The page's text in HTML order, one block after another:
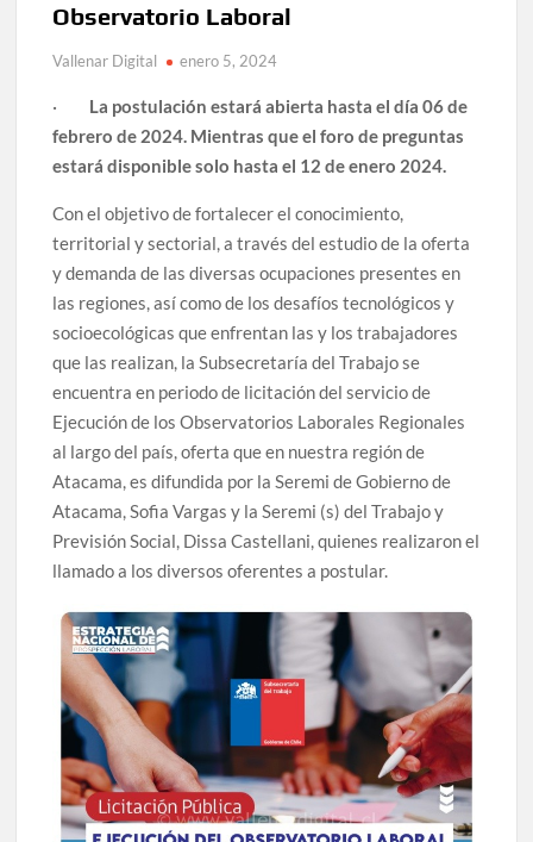
Observatorio Laboral
Vallenar Digital enero 5, 2024
· La postulación estará abierta hasta el día 06 de
febrero de 2024. Mientras que el foro de preguntas
estará disponible solo hasta el 12 de enero 2024.
Con el objetivo de fortalecer el conocimiento,
territorial y sectorial, a través del estudio de la oferta
y demanda de las diversas ocupaciones presentes en
las regiones, así como de los desafíos tecnológicos y
socioecológicas que enfrentan las y los trabajadores
que las realizan, la Subsecretaría del Trabajo se
encuentra en periodo de licitación del servicio de
Ejecución de los Observatorios Laborales Regionales
al largo del país, oferta que en nuestra región de
Atacama, es difundida por la Seremi de Gobierno de
Atacama, Sofia Vargas y la Seremi (s) del Trabajo y
Previsión Social, Dissa Castellani, quienes realizaron el
llamado a los diversos oferentes a postular.